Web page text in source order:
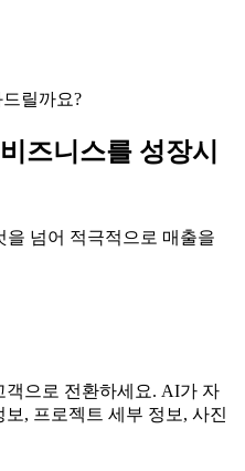
릴까요?
즈니스를 성장시
넘어 적극적으로 매출을
객으로 전환하세요. AI가 자
, 프로젝트 세부 정보, 사진